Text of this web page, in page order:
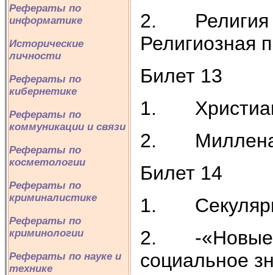
Рефераты по
информатике
Исторические
личности
Рефераты по
кибернетике
Рефераты по
коммуникации и связи
Рефераты по
косметологии
Рефераты по
криминалистике
Рефераты по
криминологии
Рефераты по науке и
технике
2. Религия и
Религиозная
Билет 13
1.
2.
Билет 14
1.
2. -«Новые
социальное